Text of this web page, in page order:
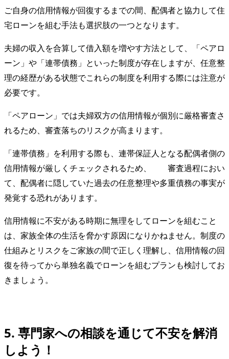
ご自身の信用情報が回復するまでの間、配偶者と協力して住
宅ローンを組む手法も選択肢の一つとなります。
夫婦の収入を合算して借入額を増やす方法として、「ペアロ
ーン」や「連帯債務」といった制度が存在しますが、任意整
理の経歴がある状態でこれらの制度を利用する際には注意が
必要です。
「ペアローン」では夫婦双方の信用情報が個別に厳格審査さ
れるため、審査落ちのリスクが高まります。
「連帯債務」を利用する際も、連帯保証人となる配偶者側の
信用情報が厳しくチェックされるため、 審査過程におい
て、配偶者に隠していた過去の任意整理や多重債務の事実が
発覚する恐れがあります。
信用情報に不安がある時期に無理をしてローンを組むこと
は、家族全体の生活を脅かす原因になりかねません。制度の
仕組みとリスクをご家族の間で正しく理解し、信用情報の回
復を待ってから単独名義でローンを組むプランも検討してお
きましょう。
5. 専門家への相談を通じて不安を解消
しよう！